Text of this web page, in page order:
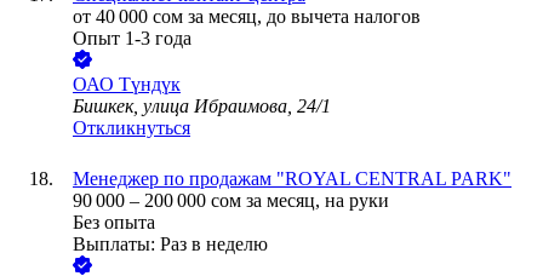
от 40 000 сом за месяц, до вычета налогов
Опыт 1-3 года
ОАО Түндүк
Бишкек, улица Ибраимова, 24/1
Откликнуться
Менеджер по продажам "ROYAL CENTRAL PARK"
90 000 – 200 000 сом за месяц, на руки
Без опыта
Выплаты: Раз в неделю